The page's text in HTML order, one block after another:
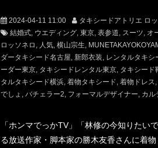
2024-04-11 11:00 タキシードアトリエ ロ
結婚式 ウエディング 東京 表参道 スーツ オ
ロッソネロ
人気 横山宗生
ダータキシード名古屋 新郎衣装 レンタルタキシ
ーダー東京 タキシードレンタル東京 タキシード
タルタキシード横浜 着物タキシード 着物ドレス
でしょ
バチェラー2 フォーマルデザイナー カル
「ホンマでっかTV」「林修の今知りた
る放送作家・脚本家の勝木友香さんに着